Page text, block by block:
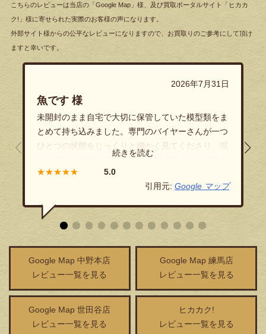
こちらのレビューは当店の「Google Map」様、及び買取ポータルサイト「ヒカカ
ク!」様に寄せられた実際のお客様の声になります。
外部サイト様からの公平なレビューになりますので、お買取りのご参考にして頂け
ますと幸いです。
2026年7月31日
魚です 様
未開封のまま自宅で大切に保管していた模型類をま
とめて持ち込みました。専門のバイヤーさんが一つ
ひとつの状態をじっくりと細かく見てくださり、現
在の市場の相場に合わせた非常に納得のいく高評価
をつけていただきました！隠し立てのない透明性の
高い丁寧なご対応に、終始安心してお任せすること
ができました。
★★★★★
引用元: Google マップ
Google Map 中野本店
レビュー一覧を見る
Google Map 練馬店
レビュー一覧を見る
Google Map 世田谷店
レビュー一覧を見る
ヒカカク!
レビュー一覧を見る